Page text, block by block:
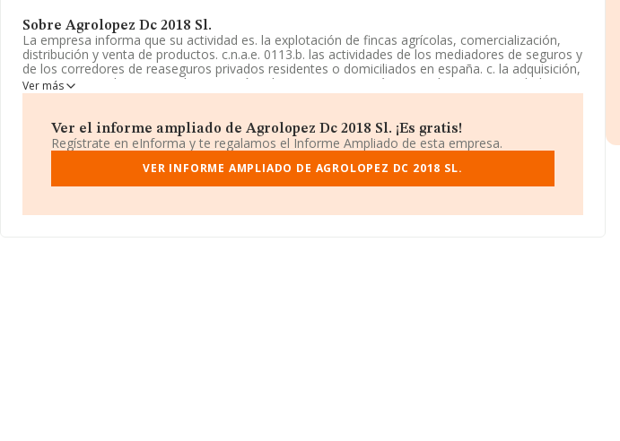
Sobre Agrolopez Dc 2018 Sl.
La empresa informa que su actividad es. la explotación de fincas agrícolas, comercialización,
distribución y venta de productos. c.n.a.e. 0113.b. las actividades de los mediadores de seguros y
de los corredores de reaseguros privados residentes o domiciliados en españa. c. la adquisición,
tenencia, arrendamiento, administración, pla. La empresa está registrada como Sociedad
Limitada. Su actividad CNAE es 'Cultivo de hortalizas, raíces y tubérculos' con código 0113. La
La sociedad españolaAgrolopez Dc 2018 S.L, CIF B04879748, se encuentra en Calle Balandro
núm. 18, (04712), en el municipio de Balerma, en Almería, Andalucía.
En relación con el sector y disponiendo de los datos de hasta 6.578 empresas, la facturación en
de 696 mil euros entre todas las compañías. Por último, con el fin de ampliar la información
Ver más
Ver el informe ampliado de Agrolopez Dc 2018 Sl. ¡Es gratis!
Regístrate en eInforma y te regalamos el Informe Ampliado de esta empresa.
VER INFORME AMPLIADO DE AGROLOPEZ DC 2018 SL.